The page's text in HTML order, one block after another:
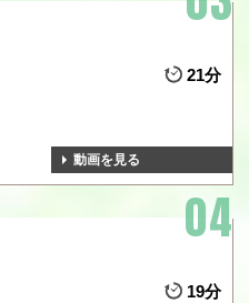
21分
動画を見る
19分